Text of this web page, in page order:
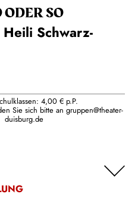
ODER SO
Schwarz-
4,00 € p.P.
Sie sich bitte an gruppen@theater-
duisburg.de